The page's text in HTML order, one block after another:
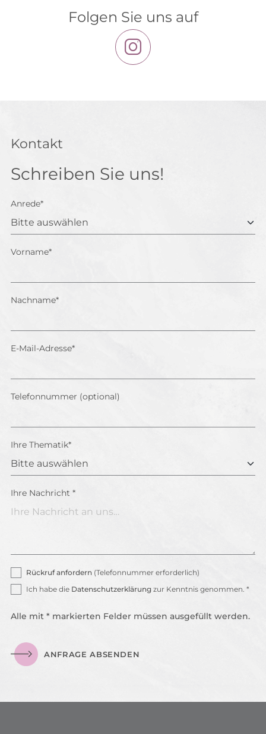
Folgen Sie uns auf
Kontakt
Schreiben Sie uns!
Anrede*
Vorname*
Nachname*
E-Mail-Adresse*
Telefonnummer (optional)
Ihre Thematik*
Ihre Nachricht *
Rückruf anfordern(Telefonnummer erforderlich)
Ich habe die Datenschutzerklärungzur Kenntnis genommen. *
Alle mit * markierten Felder müssen ausgefüllt werden.
ANFRAGE ABSENDEN